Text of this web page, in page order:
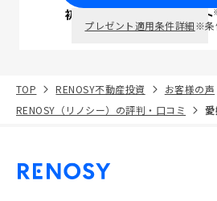
初回面談で ポイント
プレゼント適用条件詳細※条
TOP RENOSY不動産投資
お客様の声
RENOSY（リノシー）の評判・口コミ